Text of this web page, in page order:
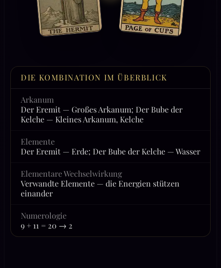
DIE KOMBINATION IM ÜBERBLICK
Arkanum
Der Eremit — Großes Arkanum; Der Bube der
Kelche — Kleines Arkanum, Kelche
Elemente
Der Eremit — Erde; Der Bube der Kelche — Wasser
Elementare Wechselwirkung
Verwandte Elemente — die Energien stützen
einander
Numerologie
9 + 11 = 20 → 2